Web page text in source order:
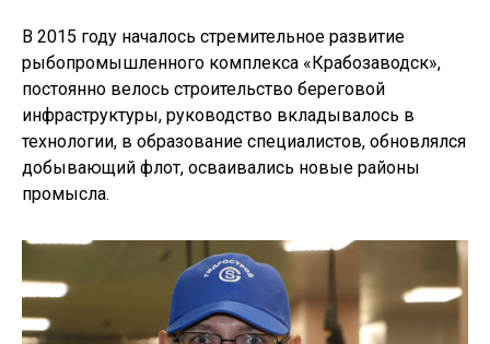
В 2015 году началось стремительное развитие
рыбопромышленного комплекса «Крабозаводск»,
постоянно велось строительство береговой
инфраструктуры, руководство вкладывалось в
технологии, в образование специалистов, обновлялся
добывающий флот, осваивались новые районы
промысла.